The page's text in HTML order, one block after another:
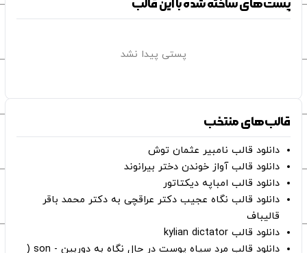
پست‌های ساخته شده با این قالب
پستی پیدا نشد
قالب‌های منتخب
دانلود قالب نامبیر عثمان ‌توش
دانلود قالب آواز خوندن دختر بیرانوند
دانلود قالب امباپه دیکتاتور
دانلود قالب نگاه عجیب دکتر عراقچی به دکتر محمد باقر
قالیباف
دانلود قالب kylian dictator
دانلود قالب مرد سیاه پوست در حال نگاه به دوربین - son (